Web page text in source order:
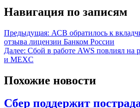
Навигация по записям
Предыдущая: АСВ обратилось к
отзыва лицензии Банком России
Далее: Сбой в работе AWS повлиял на
и MEXC
Похожие новости
Сбер поддержит